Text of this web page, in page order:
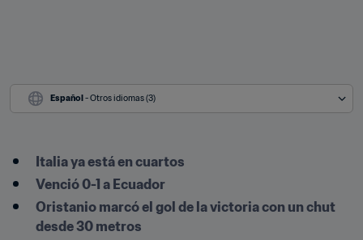
Español - Otros idiomas (3)
Italia ya está en cuartos
Venció 0-1 a Ecuador
Oristanio marcó el gol de la victoria con un chut
desde 30 metros